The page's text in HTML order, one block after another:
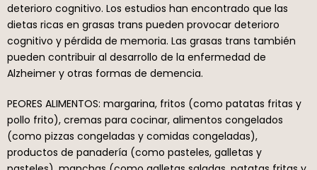
deterioro cognitivo. Los estudios han encontrado que las
dietas ricas en grasas trans pueden provocar deterioro
cognitivo y pérdida de memoria. Las grasas trans también
pueden contribuir al desarrollo de la enfermedad de
Alzheimer y otras formas de demencia.
PEORES ALIMENTOS: margarina, fritos (como patatas fritas y
pollo frito), cremas para cocinar, alimentos congelados
(como pizzas congeladas y comidas congeladas),
productos de panadería (como pasteles, galletas y